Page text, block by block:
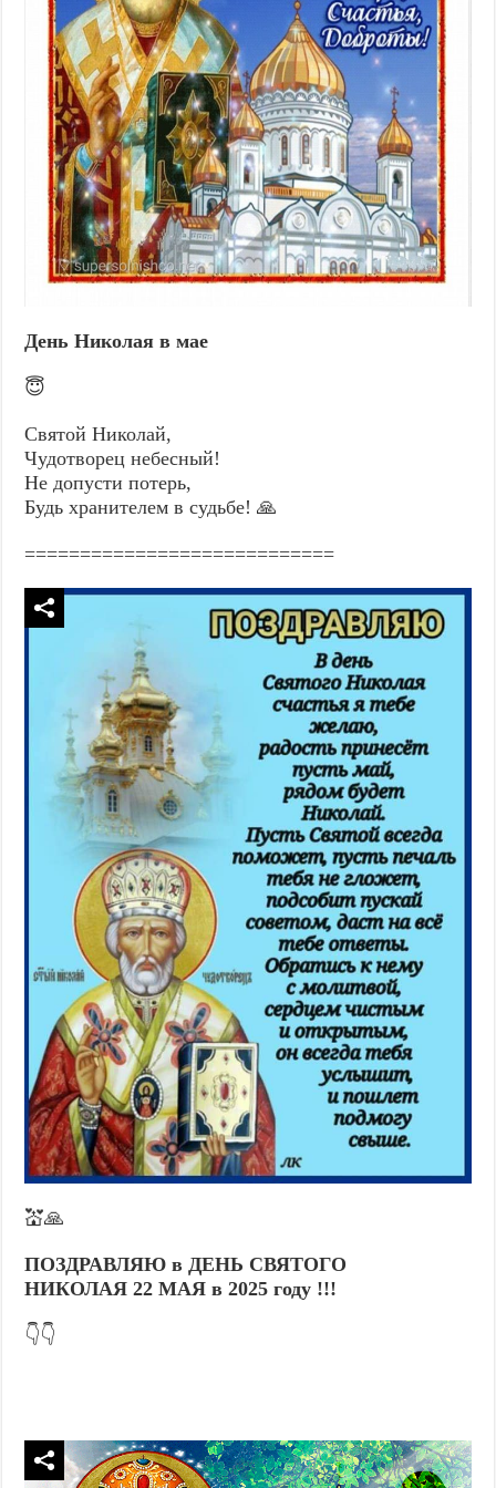
День Николая в мае
😇
Святой Николай,
Чудотворец небесный!
Не допусти потерь,
Будь хранителем в судьбе! 🙏
============================
💒🙏
ПОЗДРАВЛЯЮ в ДЕНЬ СВЯТОГО
НИКОЛАЯ 22 МАЯ в 2025 году !!!
👇👇